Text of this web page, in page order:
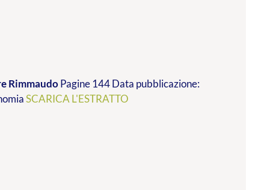
RimmaudoPagine 144 Data pubblicazione:
SCARICA L'ESTRATTO